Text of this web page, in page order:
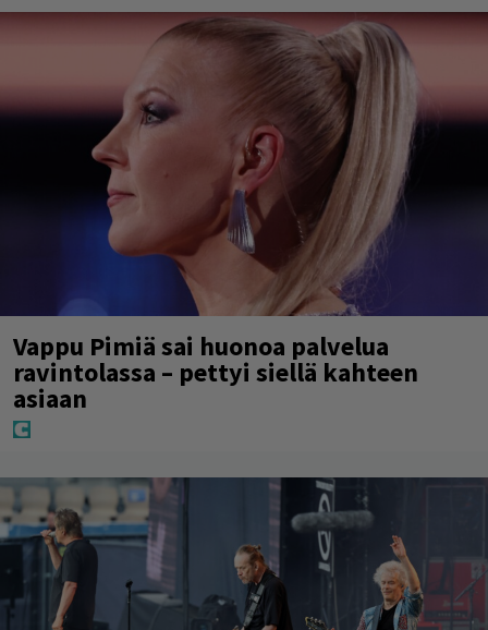
Vappu Pimiä sai huonoa palvelua
ravintolassa – pettyi siellä kahteen
asiaan